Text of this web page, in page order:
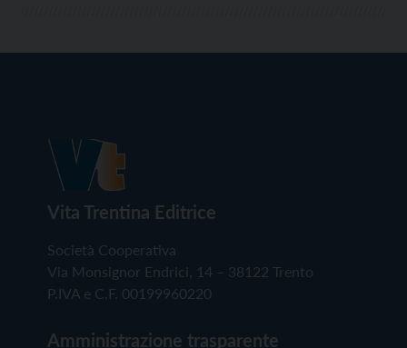
Vita Trentina Editrice
Società Cooperativa
Via Monsignor Endrici, 14 – 38122 Trento
P.IVA e C.F. 00199960220
Amministrazione trasparente